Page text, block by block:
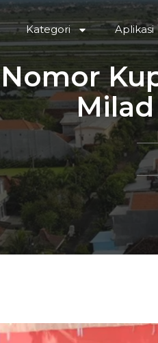
Kategori Aplikasi
Nomor